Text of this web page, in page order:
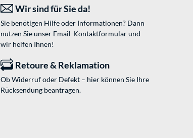
Wir sind für Sie da!
Sie benötigen Hilfe oder Informationen? Dann
nutzen Sie unser Email-Kontaktformularund
wir helfen Ihnen!
Retoure & Reklamation
Ob Widerruf oder Defekt – hier können Sie Ihre
Rücksendung beantragen.